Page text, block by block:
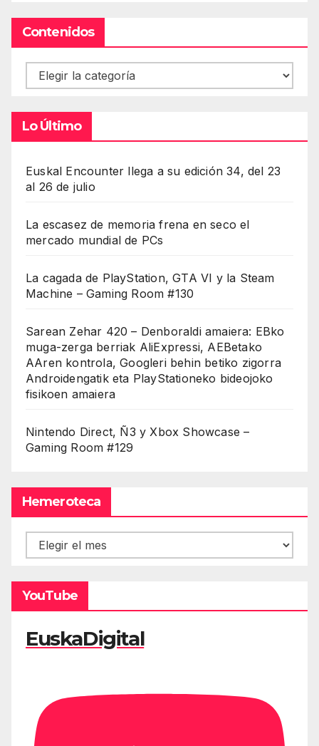
Contenidos
Contenidos
Lo Último
Euskal Encounter llega a su edición 34, del 23
al 26 de julio
La escasez de memoria frena en seco el
mercado mundial de PCs
La cagada de PlayStation, GTA VI y la Steam
Machine – Gaming Room #130
Sarean Zehar 420 – Denboraldi amaiera: EBko
muga-zerga berriak AliExpressi, AEBetako
AAren kontrola, Googleri behin betiko zigorra
Androidengatik eta PlayStationeko bideojoko
fisikoen amaiera
Nintendo Direct, Ñ3 y Xbox Showcase –
Gaming Room #129
Hemeroteca
Hemeroteca
YouTube
EuskaDigital